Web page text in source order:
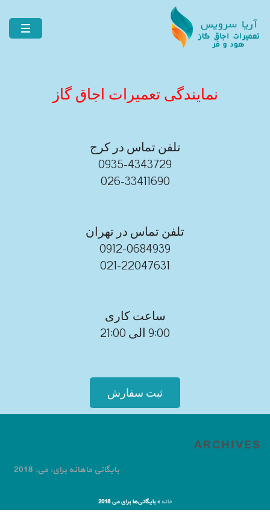
نمایندگی تعمیرات اجاق گاز
تلفن تماس در کرج
0935-4343729
026-33411690
تلفن تماس در تهران
0912-0684939
021-22047631
ساعت کاری
9:00 الی 21:00
ثبت سفارش
ARCHIVES
بایگانی ماهانه برای: می, 2018
خانه »بایگانی‌ها برای می 2018